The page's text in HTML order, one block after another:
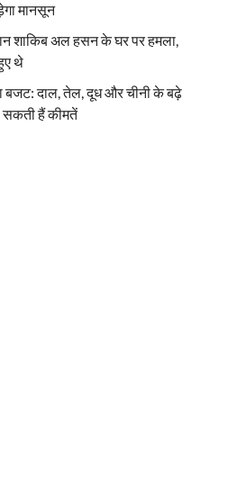
मानसून
शाकिब अल हसन के घर पर हमला,
थे
बजट: दाल, तेल, दूध और चीनी के बढ़े
सकती हैं कीमतें